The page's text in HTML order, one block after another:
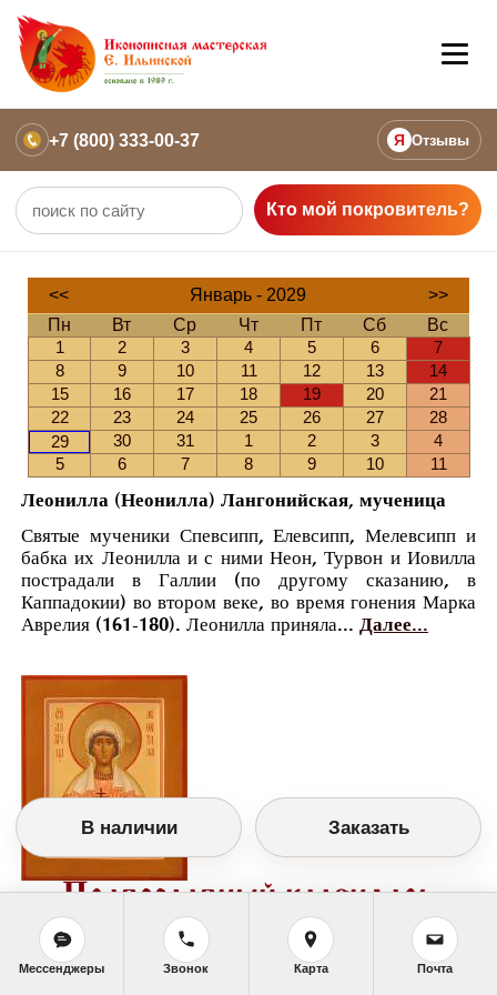
+7 (800) 333-00-37 Я Отзывы
Кто мой покровитель?
<< Январь - 2029
>>
Пн
Вт Ср Чт Пт Сб
Вс
1
2 3 4 5 6
7
8
9 10 11 12 13
14
15
16 17 18 19 20
21
22
23 24 25 26 27
28
29
30 31 1 2 3
4
5
6 7 8 9 10 11
Леонилла (Неонилла) Лангонийская, мученица
Святые мученики Спевсипп, Елевсипп, Мелевсипп и
бабка их Леонилла и с ними Неон, Турвон и Иовилла
пострадали в Галлии (по другому сказанию, в
Каппадокии) во втором веке, во время гонения Марка
Аврелия (161-180). Леонилла приняла... Далее...
Православный календарь
<< Понедельник, 29 Января (16 Января по
старому стилю) >>
В наличии Заказать
Мессенджеры Звонок Карта Почта